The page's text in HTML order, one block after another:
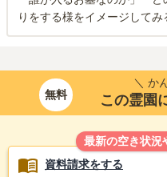
りをする様をイメージしてみ
無料
＼ か
この霊園
最新の空き状況
資料請求をする